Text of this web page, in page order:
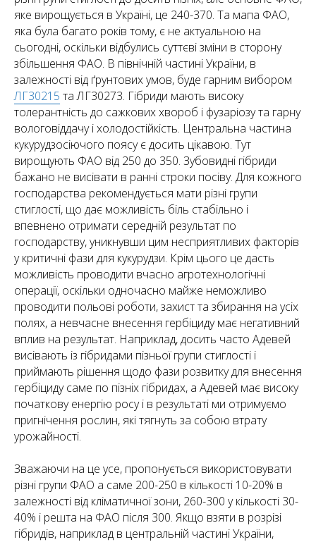
яке вирощується в Україні, це 240-370. Та мапа ФАО,
яка була багато років тому, є не актуальною на
сьогодні, оскільки відбулись суттєві зміни в сторону
збільшення ФАО. В північній частині України, в
залежності від ґрунтових умов, буде гарним вибором
ЛГ30215 та ЛГ30273. Гібриди мають високу
толерантність до сажкових хвороб і фузаріозу та гарну
вологовіддачу і холодостійкість. Центральна частина
кукурудзосіючого поясу є досить цікавою. Тут
вирощують ФАО від 250 до 350. Зубовидні гібриди
бажано не висівати в ранні строки посіву. Для кожного
господарства рекомендується мати різні групи
стиглості, що дає можливість біль стабільно і
впевнено отримати середній результат по
господарству, уникнувши цим несприятливих факторів
у критичні фази для кукурудзи. Крім цього це дасть
можливість проводити вчасно агротехнологічні
операції, оскільки одночасно майже неможливо
проводити польові роботи, захист та збирання на усіх
полях, а невчасне внесення гербіциду має негативний
вплив на результат. Наприклад, досить часто Адевей
висівають із гібридами пізньої групи стиглості і
приймають рішення щодо фази розвитку для внесення
гербіциду саме по пізніх гібридах, а Адевей має високу
початкову енергію росу і в результаті ми отримуємо
пригнічення рослин, які тягнуть за собою втрату
урожайності.
Зважаючи на це усе, пропонується використовувати
різні групи ФАО а саме 200-250 в кількості 10-20% в
залежності від кліматичної зони, 260-300 у кількості 30-
40% і решта на ФАО після 300. Якщо взяти в розрізі
гібридів, наприклад в центральній частині України,